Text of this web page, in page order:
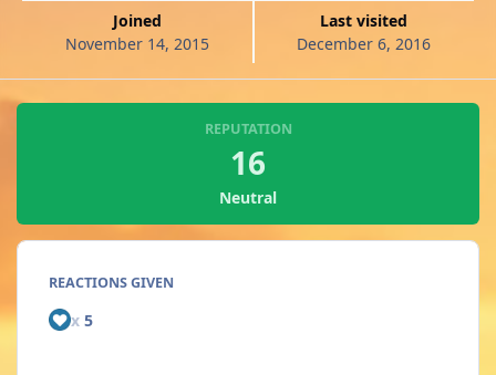
Joined
November 14, 2015
Last visited
December 6, 2016
REPUTATION
16
Neutral
REACTIONS GIVEN
x 5